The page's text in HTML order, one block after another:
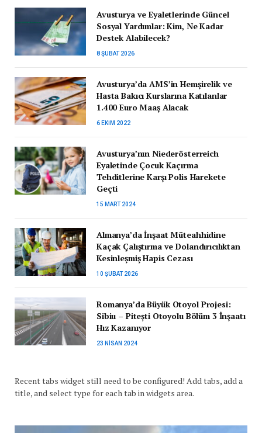
Avusturya ve Eyaletlerinde Güncel
Sosyal Yardımlar: Kim, Ne Kadar
Destek Alabilecek?
8 ŞUBAT 2026
Avusturya’da AMS’in Hemşirelik ve
Hasta Bakıcı Kurslarına Katılanlar
1.400 Euro Maaş Alacak
6 EKIM 2022
Avusturya’nın Niederösterreich
Eyaletinde Çocuk Kaçırma
Tehditlerine Karşı Polis Harekete
Geçti
15 MART 2024
Almanya’da İnşaat Müteahhidine
Kaçak Çalıştırma ve Dolandırıcılıktan
Kesinleşmiş Hapis Cezası
10 ŞUBAT 2026
Romanya’da Büyük Otoyol Projesi:
Sibiu – Pitești Otoyolu Bölüm 3 İnşaatı
Hız Kazanıyor
23 NISAN 2024
Recent tabs widget still need to be configured! Add tabs, add a
title, and select type for each tab in widgets area.